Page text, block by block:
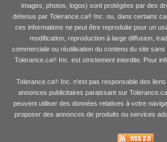
images, photos, logos) sont protégées par des
détenus par Tolerance.ca® Inc. ou, dans certains
ces informations ne peut être reproduite pour un
modification, reproduction à large diffusion,
commerciale ou réutilisation du contenu du site
Tolerance.ca® Inc. est strictement interdite. Pour
Tolerance.ca® Inc. n'est pas responsable des
annonces publicitaires paraissant sur Tolerance.ca
peuvent utiliser des données relatives à votre
proposer des annonces de produits ou services